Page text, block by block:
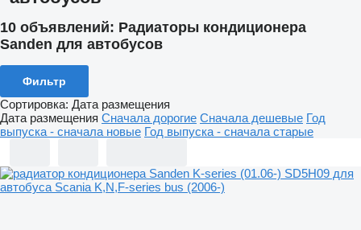
10 объявлений: Радиаторы кондиционера
Sanden для автобусов
Фильтр
Сортировка: Дата размещения
Дата размещения Сначала дорогие Сначала дешевые Год
выпуска - сначала новые Год выпуска - сначала старые